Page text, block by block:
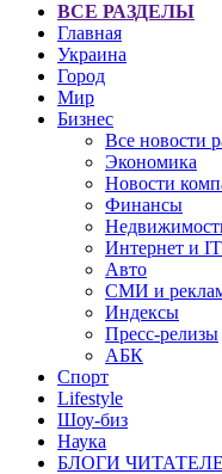
ВСЕ РАЗДЕЛЫ
Главная
Украина
Город
Мир
Бизнес
Все новости
Экономика
Новости
Финансы
Интернет и IT
Авто
СМИ и
Индексы
Пресс-релизы
АБК
Спорт
Lifestyle
Шоу-биз
Наука
БЛОГИ